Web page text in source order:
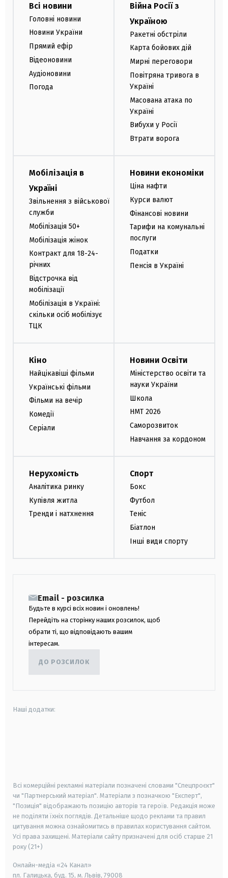
Всі новини
Головні новини
Новини України
Прямий ефір
Відеоновини
Аудіоновини
Погода
Війна Росії з
Україною
Ракетні обстріли
Карта бойових дій
Мирні переговори
Повітряна тривога в
Україні
Масована атака по
Україні
Вибухи у Росії
Втрати ворога
Мобілізація в
Україні
Звільнення з військової
служби
Мобілізація 50+
Мобілізація жінок
Контракт для 18-24-
річних
Відстрочка від
мобілізації
Мобілізація в Україні:
скільки осіб мобілізує
ТЦК
Новини економіки
Ціна нафти
Курси валют
Фінансові новини
Тарифи на комунальні
послуги
Податки
Пенсія в Україні
Кіно
Найцікавіші фільми
Українські фільми
Фільми на вечір
Комедії
Серіали
Новини Освіти
Міністерство освіти та
науки України
Школа
НМТ 2026
Саморозвиток
Навчання за кордоном
Нерухомість
Аналітика ринку
Купівля житла
Тренди і натхнення
Спорт
Бокс
Футбол
Теніс
Біатлон
Інші види спорту
Email - розсилка
Будьте в курсі всіх новин і оновлень!
Перейдіть на сторінку наших розсилок, щоб
обрати ті, що відповідають вашим
інтересам.
ДО РОЗСИЛОК
Наші додатки:
Всі комерційні рекламні матеріали позначені словами "Спецпроєкт"
чи "Партнерський матеріал". Матеріали з позначкою "Експерт",
"Позиція" відображають позицію авторів та героїв. Редакція може
не поділяти їхніх поглядів. Детальніше щодо реклами та правил
цитування можна ознайомитись в правилах користування сайтом.
Усі права захищені. Матеріали сайту призначені для осіб старше 21
року (21+)
Онлайн-медіа «24 Канал»
пл. Галицька, буд. 15, м. Львів, 79008